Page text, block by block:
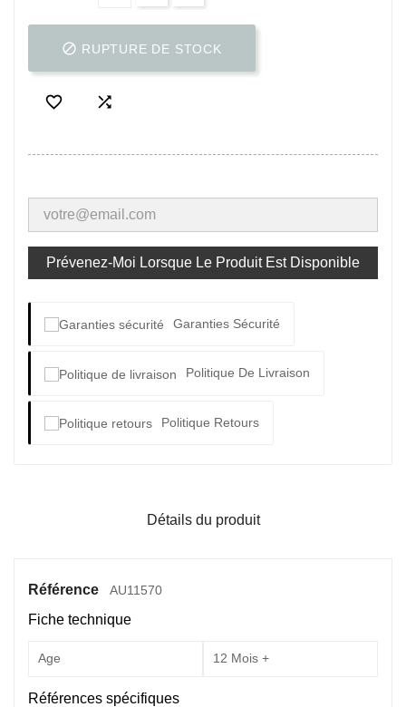
 RUPTURE DE STOCK
 
Prévenez-Moi Lorsque Le Produit Est Disponible
Garanties Sécurité
Politique De Livraison
Politique Retours
Détails du produit
Référence AU11570
Fiche technique
Age 12 Mois +
Références spécifiques